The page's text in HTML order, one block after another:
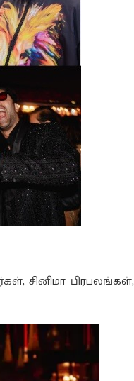
சினிமா பிரபலங்கள்,